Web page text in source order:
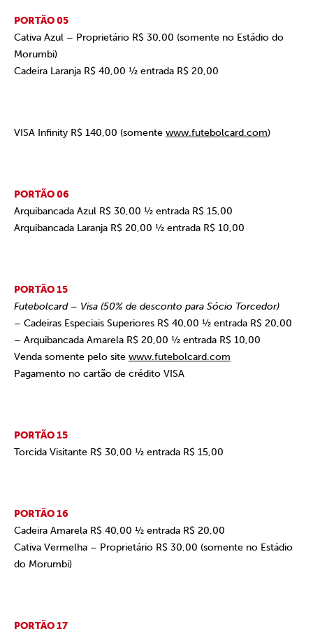
PORTÃO 05
Cativa Azul – Proprietário R$ 30,00 (somente no Estádio do
Morumbi)
Cadeira Laranja R$ 40,00 ½ entrada R$ 20,00
VISA Infinity R$ 140,00 (somente www.futebolcard.com)
PORTÃO 06
Arquibancada Azul R$ 30,00 ½ entrada R$ 15,00
Arquibancada Laranja R$ 20,00 ½ entrada R$ 10,00
PORTÃO 15
Futebolcard – Visa (50% de desconto para Sócio Torcedor)
– Cadeiras Especiais Superiores R$ 40,00 ½ entrada R$ 20,00
– Arquibancada Amarela R$ 20,00 ½ entrada R$ 10,00
Venda somente pelo site www.futebolcard.com
Pagamento no cartão de crédito VISA
PORTÃO 15
Torcida Visitante R$ 30,00 ½ entrada R$ 15,00
PORTÃO 16
Cadeira Amarela R$ 40,00 ½ entrada R$ 20,00
Cativa Vermelha – Proprietário R$ 30,00 (somente no Estádio
do Morumbi)
PORTÃO 17